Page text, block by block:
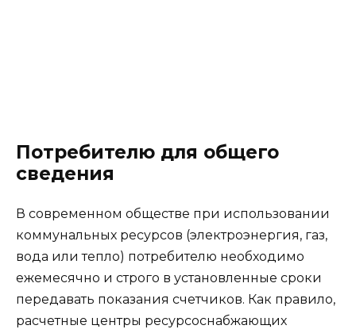
Потребителю для общего
сведения
В современном обществе при использовании
коммунальных ресурсов (электроэнергия, газ,
вода или тепло) потребителю необходимо
ежемесячно и строго в установленные сроки
передавать показания счетчиков. Как правило,
расчетные центры ресурсоснабжающих